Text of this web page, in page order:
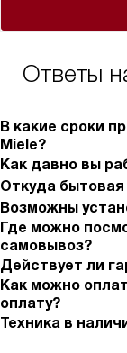
Ответы
В какие сроки
Miele?
Как давно вы
Откуда бытовая
Возможны
Где можно
самовывоз?
Действует ли
Как можно
оплату?
Техника в